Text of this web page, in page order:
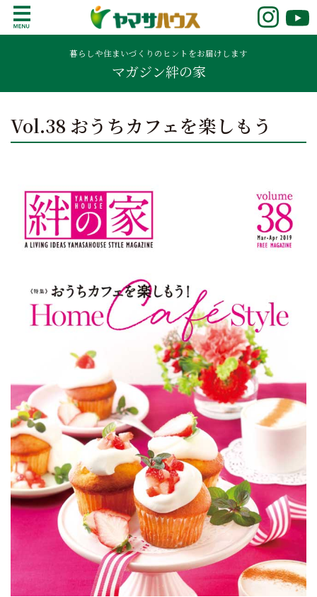
o
鹿児島で注文住宅ならヤマサハウス
新築の注文住宅や建売モデルハウスをお探し
の方はこちら。鹿児島県内で11年連続ナンバ
ーワンの実績を誇る、絆の家でおなじみの
ヤマサハウス。展示場情報や家づくりのこだ
暮らしや住まいづくりのヒントをお届けします
マガジン絆の家
Vol.38 おうちカフェを楽しもう